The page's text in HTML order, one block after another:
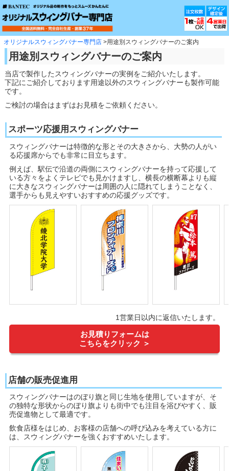
ペ
ー
ジ
先
頭
で
す。
こ
こ
か
ら
本
文
す。
オリジナルスウィングバナー専門店 用途別スウィングバナーのご案内
用途別スウィングバナーのご案内
当店で製作したスウィングバナーの実例をご紹介いたします。
下記にご紹介しております用途以外のスウィングバナーも製作可能
です。
ご検討の場合はまずはお見積をご依頼ください。
スポーツ応援用スウィングバナー
スウィングバナーは特徴的な形とその大きさから、大勢の人がい
る応援席からでも非常に目立ちます。
例えば、駅伝で沿道の両側にスウィングバナーを持って応援して
いる方々をよくテレビでも見かけますし、横長の横断幕よりも縦
に大きなスウィングバナーは周囲の人に隠れてしまうことなく、
選手からも見えやすいおすすめの応援グッズです。
1営業日以内に返信いたします。
お見積りフォームは
こちらをクリック ＞
店舗の販売促進用
スウィングバナーはのぼり旗と同じ生地を使用していますが、そ
の独特な形状からのぼり旗よりも街中でも注目を浴びやすく、販
売促進物として最適です。
飲食店様をはじめ、お客様の店舗への呼び込みを考えている方に
は、スウィングバナーを強くおすすめいたします。
こ
こ
ま
で
本
文
す。
ペ
ー
ジ
先
頭
へ
る
ペ
ー
ジ
終
わ
り
す。